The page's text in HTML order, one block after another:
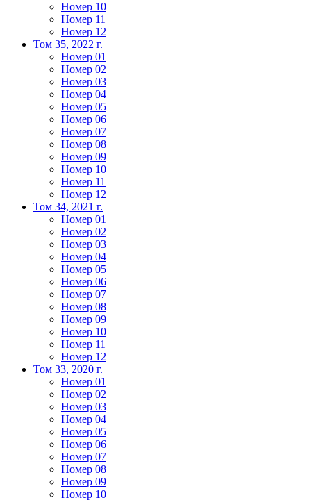
Номер 10
Номер 11
Номер 12
Том 35, 2022 г.
Номер 01
Номер 02
Номер 03
Номер 04
Номер 05
Номер 06
Номер 07
Номер 08
Номер 09
Номер 10
Номер 11
Номер 12
Том 34, 2021 г.
Номер 01
Номер 02
Номер 03
Номер 04
Номер 05
Номер 06
Номер 07
Номер 08
Номер 09
Номер 10
Номер 11
Номер 12
Том 33, 2020 г.
Номер 01
Номер 02
Номер 03
Номер 04
Номер 05
Номер 06
Номер 07
Номер 08
Номер 09
Номер 10